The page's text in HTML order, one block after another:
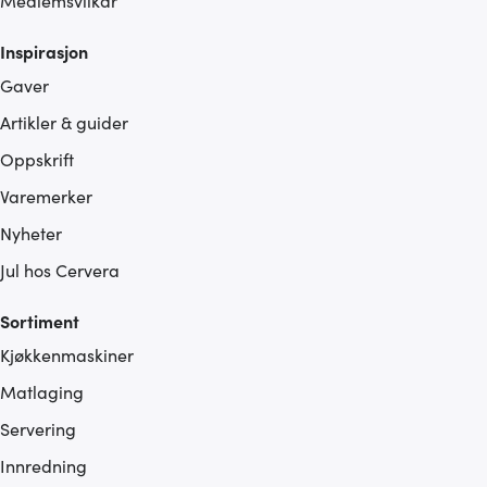
Inspirasjon
Gaver
Artikler & guider
Oppskrift
Varemerker
Nyheter
Jul hos Cervera
Sortiment
Kjøkkenmaskiner
Matlaging
Servering
Innredning